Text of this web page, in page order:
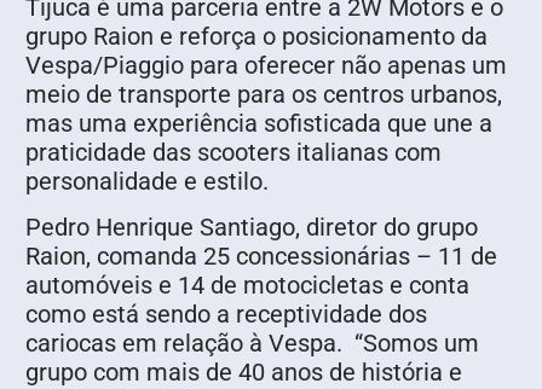
Tijuca é uma parceria entre a 2W Motors e o
grupo Raion e reforça o posicionamento da
Vespa/Piaggio para oferecer não apenas um
meio de transporte para os centros urbanos,
mas uma experiência sofisticada que une a
praticidade das scooters italianas com
personalidade e estilo.
Pedro Henrique Santiago, diretor do grupo
Raion, comanda 25 concessionárias – 11 de
automóveis e 14 de motocicletas e conta
como está sendo a receptividade dos
cariocas em relação à Vespa. “Somos um
grupo com mais de 40 anos de história e